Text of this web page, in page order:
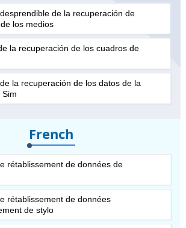
de la recuperación de
los medios
la recuperación de los cuadros de
la recuperación de los datos de la
French
rétablissement de données de
rétablissement de données
de stylo